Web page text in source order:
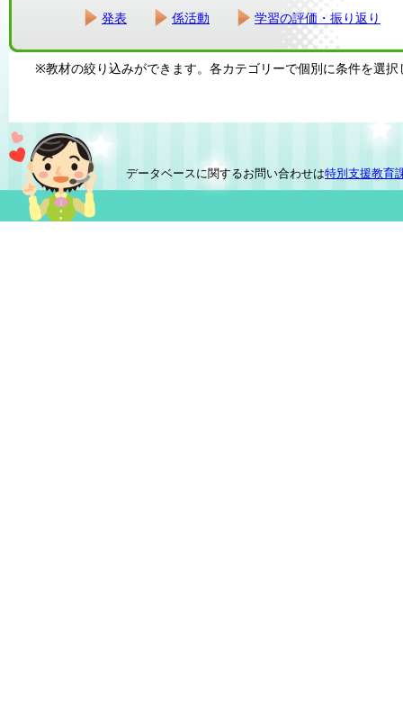
発表 係活動 学習の評価・振り返り
※教材の絞り込みができます。各カテゴリーで個別に条件を選択
データベースに関するお問い合わせは特別支援教育